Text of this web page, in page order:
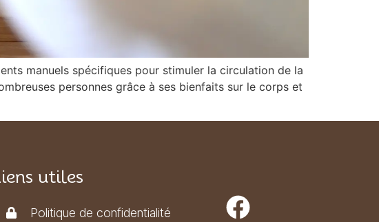
manuels spécifiques pour stimuler la circulation de la
personnes grâce à ses bienfaits sur le corps et
utiles
Politique de confidentialité